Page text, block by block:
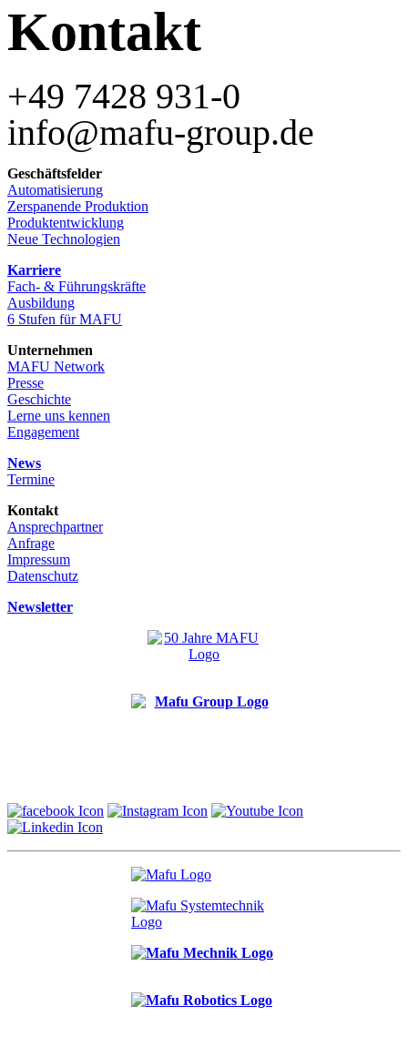
Kontakt
+49 7428 931-0
info@mafu-group.de
Geschäftsfelder
Automatisierung
Zerspanende Produktion
Produktentwicklung
Neue Technologien
Karriere
Fach- & Führungskräfte
Ausbildung
6 Stufen für MAFU
Unternehmen
MAFU Network
Presse
Geschichte
Lerne uns kennen
Engagement
News
Termine
Kontakt
Ansprechpartner
Anfrage
Impressum
Datenschutz
Newsletter